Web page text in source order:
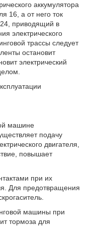
аккумулятора
16, а от него ток
24, приводящий в
электрического
трассы следует
остановит
электрический
машине
подачу
двигателя,
повышает
при их
Для предотвращения
машины при
тормоза для